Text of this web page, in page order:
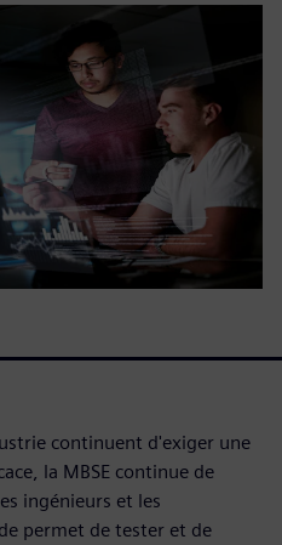
continuent d'exiger une
la MBSE continue de
ingénieurs et les
permet de tester et de